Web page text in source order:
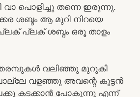
വാ പൊളിച്ചു തന്നെ ഇരുന്നു.
ശബ്ദം ആ മുറി നിറയെ
പ്ലക് ശബ്ദം ഒരൂ താളം
വലിഞ്ഞു മുറുകി
വളഞ്ഞു അവന്റെ കുട്ടൻ
കടക്കാൻ പോകുന്നു എന്ന്